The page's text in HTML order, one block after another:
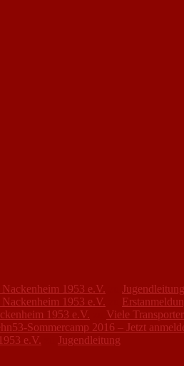
1953 e.V.
Jugendleitung
1953 e.V.
1953 e.V.
Viele
Sommercamp 2016 – Jetzt
e.V.
Jugendleitung